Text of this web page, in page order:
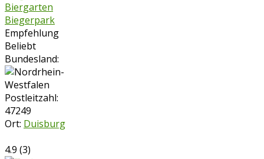
Biergarten
Biegerpark
Empfehlung
Beliebt
Bundesland:
Postleitzahl:
47249
Ort: Duisburg
4.9 (3)